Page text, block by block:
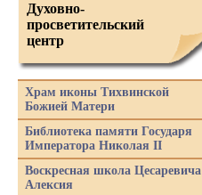
Духовно-
просветительский
центр
Храм иконы Тихвинской
Божией Матери
Библиотека памяти Государя
Императора Николая II
Воскресная школа Цесаревича
Алексия